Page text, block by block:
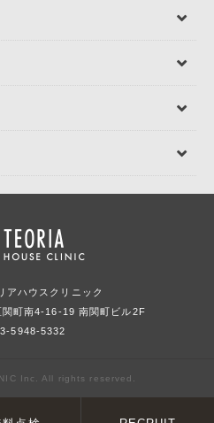
アハウスクリニック
関町南4-16-19 南関町ビル2F
5948-5332
Inc. All rights reserved.